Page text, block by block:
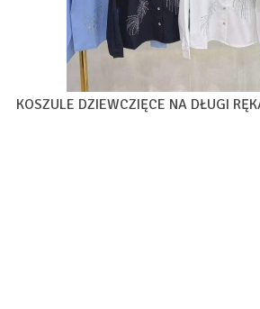
KOSZULE DZIEWCZIĘCE NA DŁUGI